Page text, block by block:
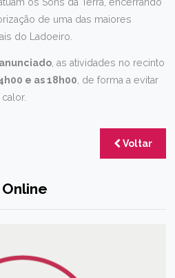
de uma das maiores
do Ladoeiro.
, as atividades no recinto
e as 18h00 , de forma a evitar
Voltar